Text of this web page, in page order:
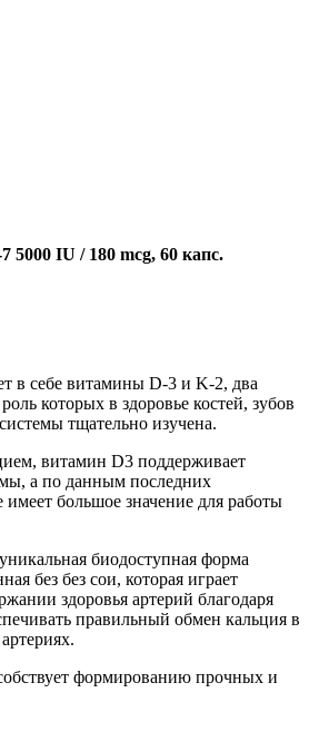
5000 IU / 180 mcg, 60 капс.
в себе витамины D-3 и K-2, два
которых в здоровье костей, зубов
тщательно изучена.
витамин D3 поддерживает
а по данным последних
большое значение для работы
биодоступная форма
без без сои, которая играет
здоровья артерий благодаря
правильный обмен кальция в
формированию прочных и